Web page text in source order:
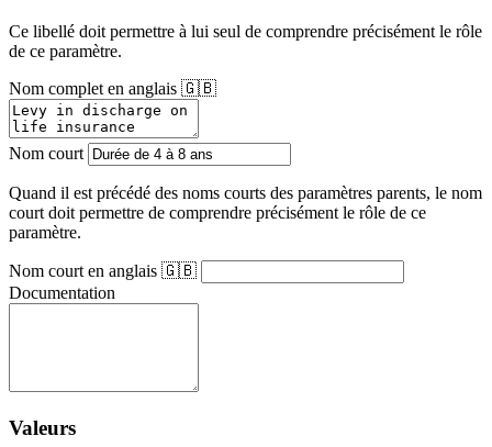
Ce libellé doit permettre à lui seul de comprendre précisément le rôle
de ce paramètre.
Nom complet en anglais 🇬🇧
Nom court
Quand il est précédé des noms courts des paramètres parents, le nom
court doit permettre de comprendre précisément le rôle de ce
paramètre.
Nom court en anglais 🇬🇧
Documentation
Valeurs